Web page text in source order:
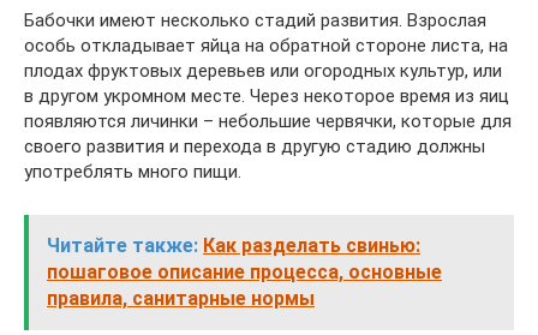
Бабочки имеют несколько стадий развития. Взрослая
особь откладывает яйца на обратной стороне листа, на
плодах фруктовых деревьев или огородных культур, или
в другом укромном месте. Через некоторое время из яиц
появляются личинки – небольшие червячки, которые для
своего развития и перехода в другую стадию должны
употреблять много пищи.
Читайте также: Как разделать свинью:
пошаговое описание процесса, основные
правила, санитарные нормы